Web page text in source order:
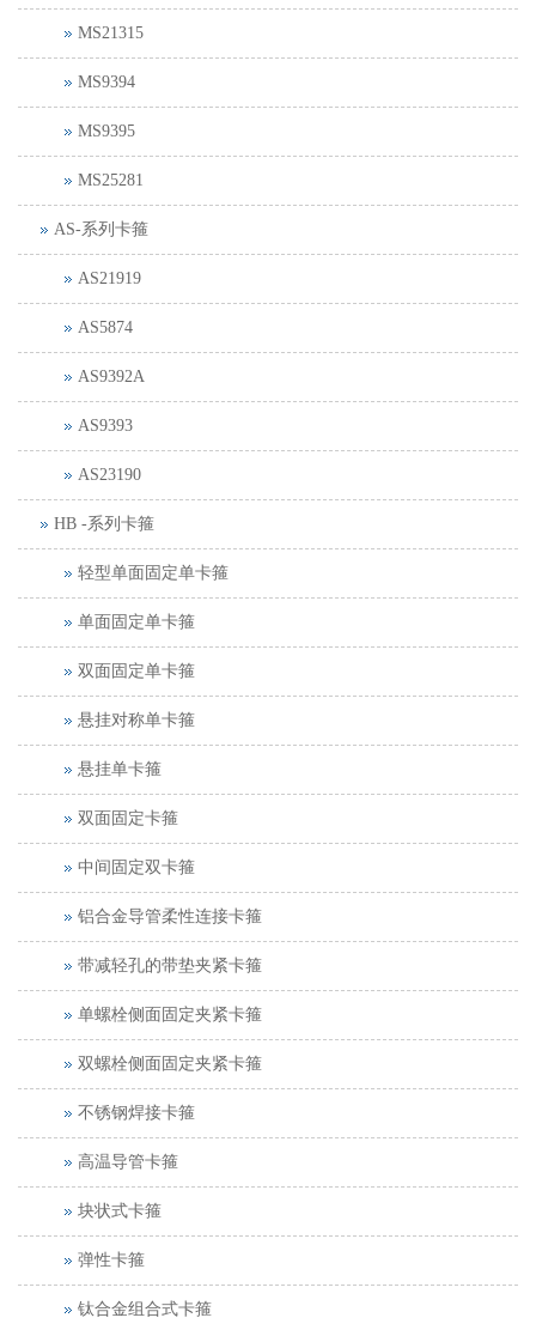
MS21315
MS9394
MS9395
MS25281
AS-系列卡箍
AS21919
AS5874
AS9392A
AS9393
AS23190
HB -系列卡箍
轻型单面固定单卡箍
单面固定单卡箍
双面固定单卡箍
悬挂对称单卡箍
悬挂单卡箍
双面固定卡箍
中间固定双卡箍
铝合金导管柔性连接卡箍
带减轻孔的带垫夹紧卡箍
单螺栓侧面固定夹紧卡箍
双螺栓侧面固定夹紧卡箍
不锈钢焊接卡箍
高温导管卡箍
块状式卡箍
弹性卡箍
钛合金组合式卡箍